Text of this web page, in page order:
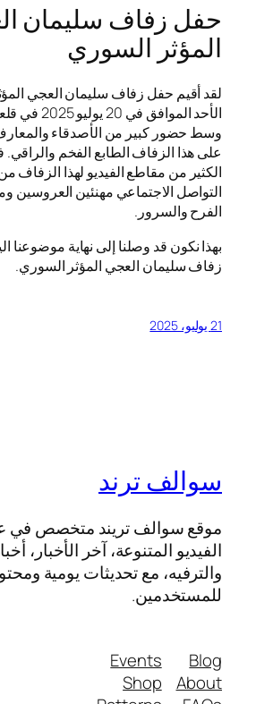
حفل زفاف سليمان
المؤثر السوري
لقد أقيم حفل زفاف سليمان العجي
الأحد الموافق
وسط حضور كبير من الأصدقاء والمعارف
على هذا الزفاف الطابع الفخم
الكثير من مقاطع الفيديو لهذا الزفاف
التواصل الاجتماعي مهنئين العروسين
الفرح والسرور.
بهذا نكون قد وصلنا إلى نهاية موضوعنا
زفاف سليمان العجي المؤثر السوري.
21 يوليو، 2025
سوالف ترند
موقع سوالف تريند متخصص
الفيديو المتنوعة، آخر الأخبار،
والترفيه، مع تحديثات يومية
للمستخدمين.
Blog
About
Events
Shop